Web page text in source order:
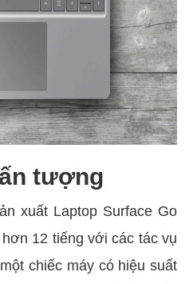
tượng
xuất Laptop Surface Go
12 tiếng với các tác vụ
chiếc máy có hiệu suất